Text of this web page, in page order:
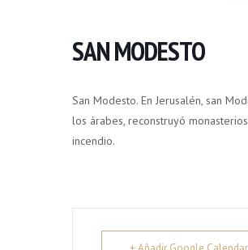
SAN MODESTO
San Modesto. En Jerusalén, san
los árabes, reconstruyó
incendio.